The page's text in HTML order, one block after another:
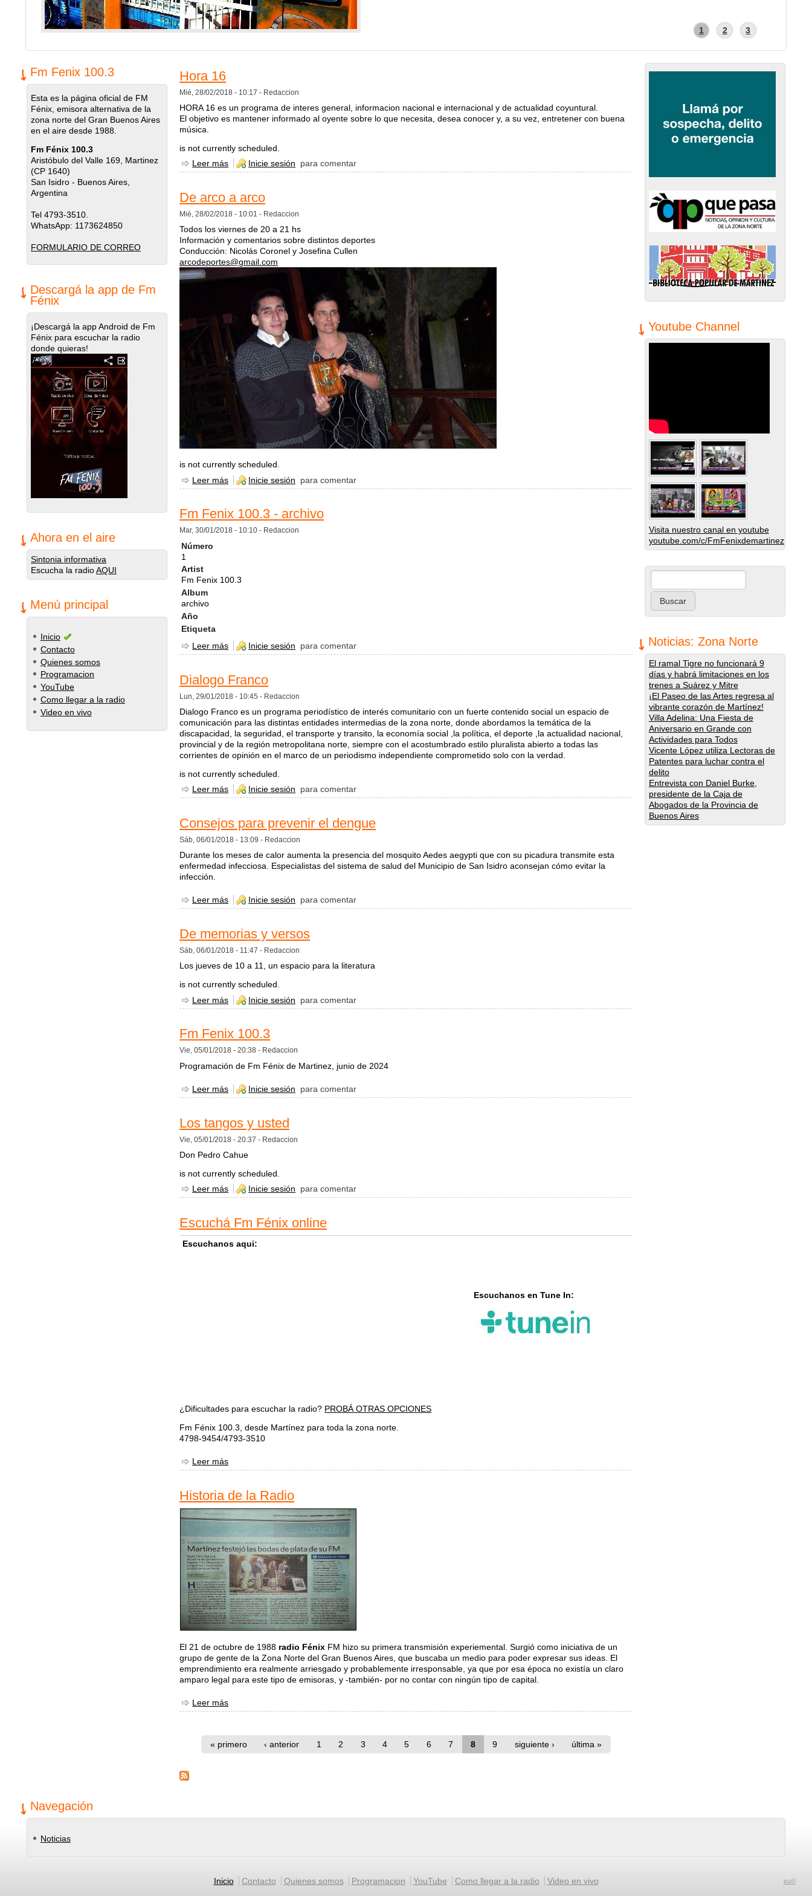
1 2 3
Fm Fenix 100.3
Esta es la página oficial de FM
Fénix, emisora alternativa de la
zona norte del Gran Buenos Aires
en el aire desde 1988.
Fm Fénix 100.3
Aristóbulo del Valle 169, Martinez
(CP 1640)
San Isidro - Buenos Aires,
Argentina
Tel 4793-3510.
WhatsApp: 1173624850
FORMULARIO DE CORREO
Descargá la app de Fm
Fénix
¡Descargá la app Android de Fm
Fénix para escuchar la radio
donde quieras!
Ahora en el aire
Sintonia informativa
Escucha la radioAQUI
Menú principal
Inicio
Contacto
Quienes somos
Programacion
YouTube
Como llegar a la radio
Video en vivo
Hora 16
Mié, 28/02/2018 - 10:17 - Redaccion
HORA 16 es un programa de interes general, informacion nacional e internacional y de actualidad coyuntural.
El objetivo es mantener informado al oyente sobre lo que necesita, desea conocer y, a su vez, entretener con buena
música.
is not currently scheduled.
Leer más sobre Hora 16
Inicie sesión para comentar
De arco a arco
Mié, 28/02/2018 - 10:01 - Redaccion
Todos los viernes de 20 a 21 hs
Información y comentarios sobre distintos deportes
Conducción: Nicolás Coronel y Josefina Cullen
arcodeportes@gmail.com
is not currently scheduled.
Leer más sobre De arco a arco
Inicie sesión para comentar
Fm Fenix 100.3 - archivo
Mar, 30/01/2018 - 10:10 - Redaccion
Número
1
Artist
Fm Fenix 100.3
Album
archivo
Año
Etiqueta
Leer más sobre Fm Fenix 100.3 - archivo
Inicie sesión para comentar
Dialogo Franco
Lun, 29/01/2018 - 10:45 - Redaccion
Dialogo Franco es un programa periodí­stico de interés comunitario con un fuerte contenido social un espacio de
comunicación para las distintas entidades intermedias de la zona norte, donde abordamos la temática de la
discapacidad, la seguridad, el transporte y transito, la economí­a social ,la polí­tica, el deporte ,la actualidad nacional,
provincial y de la región metropolitana norte, siempre con el acostumbrado estilo pluralista abierto a todas las
corrientes de opinión en el marco de un periodismo independiente comprometido solo con la verdad.
is not currently scheduled.
Leer más sobre Dialogo Franco
Inicie sesión para comentar
Consejos para prevenir el dengue
Sáb, 06/01/2018 - 13:09 - Redaccion
Durante los meses de calor aumenta la presencia del mosquito Aedes aegypti que con su picadura transmite esta
enfermedad infecciosa. Especialistas del sistema de salud del Municipio de San Isidro aconsejan cómo evitar la
infección.
Leer más sobre Consejos para prevenir el dengue
Inicie sesión para comentar
De memorias y versos
Sáb, 06/01/2018 - 11:47 - Redaccion
Los jueves de 10 a 11, un espacio para la literatura
is not currently scheduled.
Leer más sobre De memorias y versos
Inicie sesión para comentar
Fm Fenix 100.3
Vie, 05/01/2018 - 20:38 - Redaccion
Programación de Fm Fénix de Martinez, junio de 2024
Leer más sobre Fm Fenix 100.3
Inicie sesión para comentar
Los tangos y usted
Vie, 05/01/2018 - 20:37 - Redaccion
Don Pedro Cahue
is not currently scheduled.
Leer más sobre Los tangos y usted
Inicie sesión para comentar
Escuchá Fm Fénix online
Escuchanos aqui:
Escuchanos en Tune In:
¿Dificultades para escuchar la radio? PROBÁ OTRAS OPCIONES
Fm Fénix 100.3, desde Martínez para toda la zona norte.
4798-9454/4793-3510
Leer más
Historia de la Radio
El 21 de octubre de 1988 radio Fénix FM hizo su primera transmisión experiemental. Surgió como iniciativa de un
grupo de gente de la Zona Norte del Gran Buenos Aires, que buscaba un medio para poder expresar sus ideas. El
emprendimiento era realmente arriesgado y probablemente irresponsable, ya que por esa época no existí­a un claro
amparo legal para este tipo de emisoras, y -también- por no contar con ningún tipo de capital.
Leer más
Páginas« primero ‹ anterior 1 2 3 4 5 6 7 8 9 siguiente › última »
Youtube Channel
Visita nuestro canal en youtube
youtube.com/c/FmFenixdemartinez
Noticias: Zona Norte
El ramal Tigre no funcionará 9
días y habrá limitaciones en los
trenes a Suárez y Mitre
¡El Paseo de las Artes regresa al
vibrante corazón de Martínez!
Villa Adelina: Una Fiesta de
Aniversario en Grande con
Actividades para Todos
Vicente López utiliza Lectoras de
Patentes para luchar contra el
delito
Entrevista con Daniel Burke,
presidente de la Caja de
Abogados de la Provincia de
Buenos Aires
Navegación
Noticias
eu©
Inicio Contacto Quienes somos Programacion YouTube Como llegar a la radio Video en vivo